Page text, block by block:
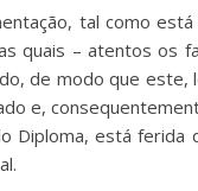
tal como
quais – atentos os
de modo que
e,
está ferida